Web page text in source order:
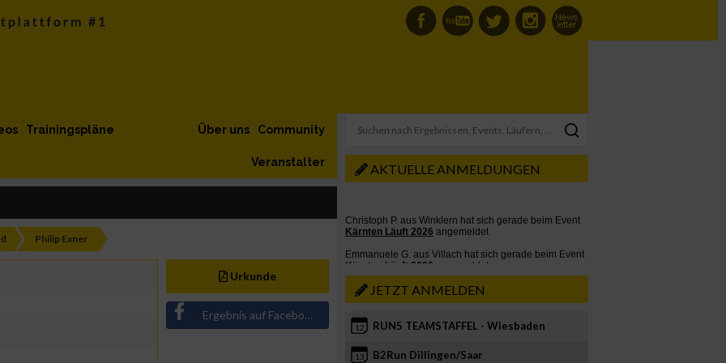
Trainingspläne Community
Über uns
Veranstalter
Philip Exner
Urkunde
Ergebnis auf Facebook teilen
AKTUELLE ANMELDUNGEN
JETZT ANMELDEN
12 RUN5 TEAMSTAFFEL - Wiesbaden
13 B2Run Dillingen/Saar